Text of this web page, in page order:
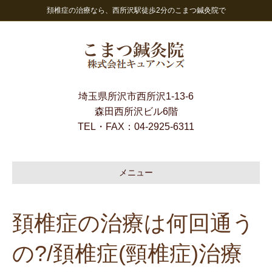
頚椎症の治療なら、西所沢駅徒歩2分のこまつ鍼灸院で
埼玉県所沢市西所沢1-13-6
森田西所沢ビル6階
TEL・FAX： 04-2925-6311
メニュー
頚椎症の治療は何回通う
の?/頚椎症(頸椎症)治療